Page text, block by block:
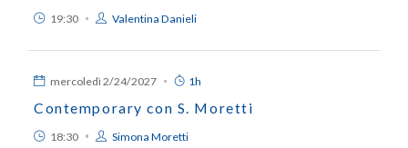
19:30 Valentina Danieli
mercoledì 2/24/2027 1h
Contemporary con S. Moretti
18:30 Simona Moretti